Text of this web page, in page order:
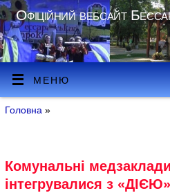
Офіційний вебсайт
МЕНЮ
Головна »
Комунальні
інтегрувалися з «ДІЄЮ»